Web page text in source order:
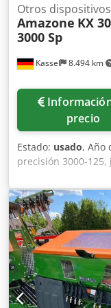
Kassel 8.494 km
Otros dispositivos
Amazone KX
3000 Sp
Información de
precio
Estado: usado, Año
precisión 3000-
ajustable.
AmaDrill 2 para
Sensor analógico
electrónica de
hidráulico.